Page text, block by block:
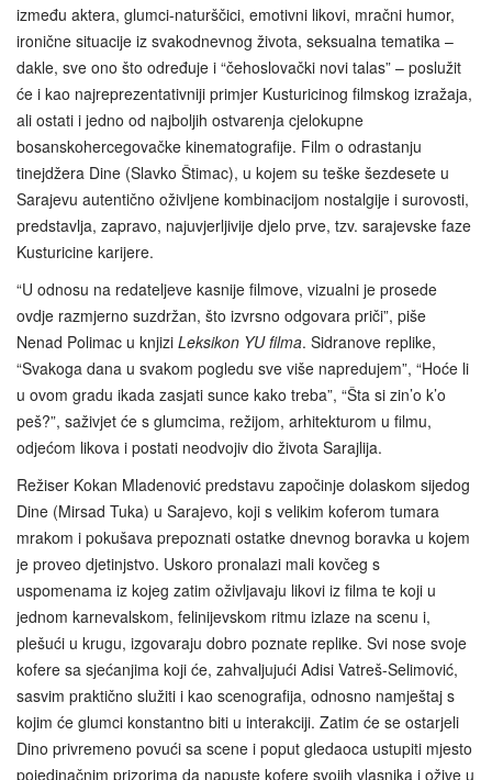
između aktera, glumci-naturščici, emotivni likovi, mračni humor,
ironične situacije iz svakodnevnog života, seksualna tematika –
dakle, sve ono što određuje i “čehoslovački novi talas” – poslužit
će i kao najreprezentativniji primjer Kusturicinog filmskog izražaja,
ali ostati i jedno od najboljih ostvarenja cjelokupne
bosanskohercegovačke kinematografije. Film o odrastanju
tinejdžera Dine (Slavko Štimac), u kojem su teške šezdesete u
Sarajevu autentično oživljene kombinacijom nostalgije i surovosti,
predstavlja, zapravo, najuvjerljivije djelo prve, tzv. sarajevske faze
Kusturicine karijere.
“U odnosu na redateljeve kasnije filmove, vizualni je prosede
ovdje razmjerno suzdržan, što izvrsno odgovara priči”, piše
Nenad Polimac u knjizi Leksikon YU filma. Sidranove replike,
“Svakoga dana u svakom pogledu sve više napredujem”, “Hoće li
u ovom gradu ikada zasjati sunce kako treba”, “Šta si zin’o k’o
peš?”, saživjet će s glumcima, režijom, arhitekturom u filmu,
odjećom likova i postati neodvojiv dio života Sarajlija.
Režiser Kokan Mladenović predstavu započinje dolaskom sijedog
Dine (Mirsad Tuka) u Sarajevo, koji s velikim koferom tumara
mrakom i pokušava prepoznati ostatke dnevnog boravka u kojem
je proveo djetinjstvo. Uskoro pronalazi mali kovčeg s
uspomenama iz kojeg zatim oživljavaju likovi iz filma te koji u
jednom karnevalskom, felinijevskom ritmu izlaze na scenu i,
plešući u krugu, izgovaraju dobro poznate replike. Svi nose svoje
kofere sa sjećanjima koji će, zahvaljujući Adisi Vatreš-Selimović,
sasvim praktično služiti i kao scenografija, odnosno namještaj s
kojim će glumci konstantno biti u interakciji. Zatim će se ostarjeli
Dino privremeno povući sa scene i poput gledaoca ustupiti mjesto
pojedinačnim prizorima da napuste kofere svojih vlasnika i ožive u